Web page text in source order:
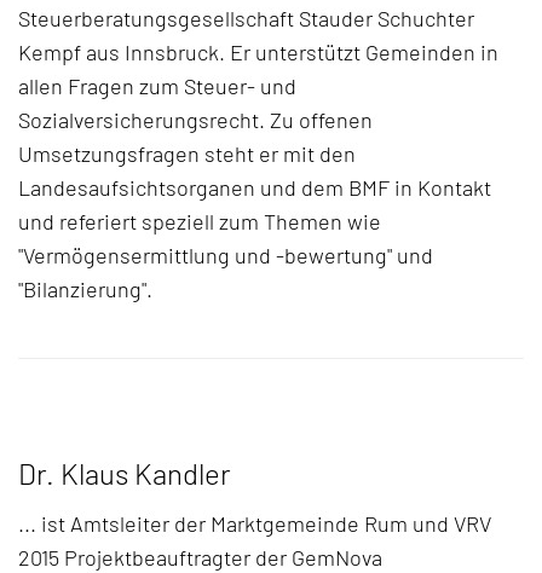
Steuerberatungsgesellschaft Stauder Schuchter
Kempf aus Innsbruck. Er unterstützt Gemeinden in
allen Fragen zum Steuer- und
Sozialversicherungsrecht. Zu offenen
Umsetzungsfragen steht er mit den
Landesaufsichtsorganen und dem BMF in Kontakt
und referiert speziell zum Themen wie
"Vermögensermittlung und -bewertung" und
"Bilanzierung".
Dr. Klaus Kandler
... ist Amtsleiter der Marktgemeinde Rum und VRV
2015 Projektbeauftragter der GemNova